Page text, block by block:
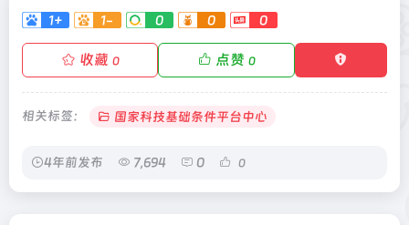
1+ 1- 0 0 0
收藏 0 点赞 0
相关标签： 国家科技基础条件平台中心
4年前发布 7,694 0 0